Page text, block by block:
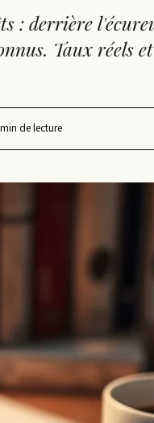
: derrière
Taux réels et
de lecture